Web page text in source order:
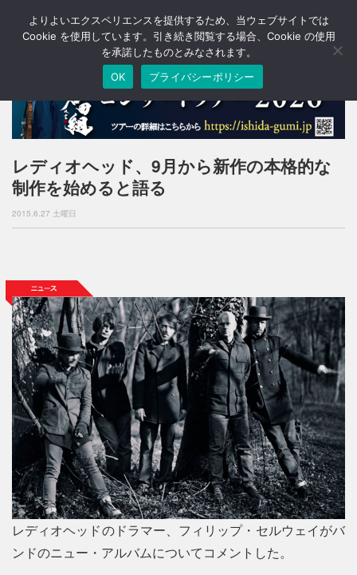
T
o
a
v
g
o
レディオヘッド、9月から新作の本格的な
制作を始めると語る
2015.6.27 土曜日
レディオヘッドのドラマー、フィリップ・セルウェイがバ
ンドのニュー・アルバムについてコメントした。
よりよいエクスペリエンスを提供するため、当ウェブサイトでは
Cookie を使用しています。引き続き閲覧する場合、Cookie の使用
を承諾したものとみなされます。
OK
プライバシーポリシー